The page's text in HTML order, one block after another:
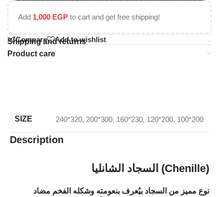
Add 1,000 EGP to cart and get free shipping!
Compare Add to wishlist
Shipping and returns
Product care
SIZE 240*320, 200*300, 160*230, 120*200, 100*200
Description
السجاد الشانليا (Chenille)
نوع مميز من السجاد بيُعرف بنعومته وشكله الفخم مضاد